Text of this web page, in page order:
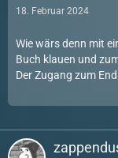
18. Februar 2024
Wie wärs denn mit
Buch klauen und
Der Zugang zum